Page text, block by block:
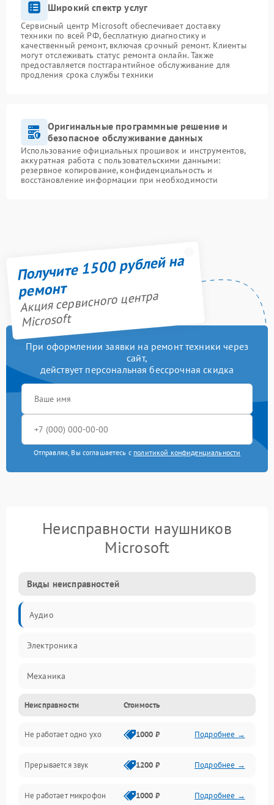
Широкий спектр услуг
Сервисный центр Microsoft обеспечивает доставку
техники по всей РФ, бесплатную диагностику и
качественный ремонт, включая срочный ремонт. Клиенты
могут отслеживать статус ремонта онлайн. Также
предоставляется постгарантийное обслуживание для
продления срока службы техники
Оригинальные программные решение и
безопасное обслуживание данных
Использование официальных прошивок и инструментов,
аккуратная работа с пользовательскими данными:
резервное копирование, конфиденциальность и
восстановление информации при необходимости
Получите 1500 рублей на
ремонт
Акция сервисного центра
Microsoft
При оформлении заявки на ремонт техники через
сайт,
действует персональная бессрочная скидка
Отправляя, Вы соглашаетесь с политикой конфиденциальности
Неисправности наушников
Microsoft
Виды неисправностей
Аудио
Электроника
Механика
Электропитание
Связь
Механические повреждения
Неисправности Стоимость
Не работает одно ухо 1000 ₽ Подробнее →
Прерывается звук 1200 ₽ Подробнее →
Не работает микрофон 1000 ₽ Подробнее →